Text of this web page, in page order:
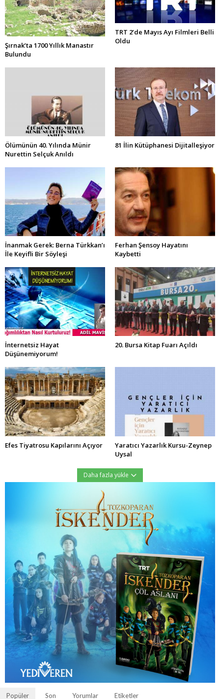
Şırnak’ta 1700 Yıllık Manastır
Bulundu
TRT 2’de Mayıs Ayı Filmleri Belli
Oldu
Ölümünün 40. Yılında Münir
Nurettin Selçuk Anıldı
81 İlin Kütüphanesi Dijitalleşiyor
İnanmak Gerek: Berna Türkkan’ı
İle Keyifli Bir Söyleşi
Ferhan Şensoy Hayatını
Kaybetti
İnternetsiz Hayat
Düşünemiyorum!
20. Bursa Kitap Fuarı Açıldı
Efes Tiyatrosu Kapılarını Açıyor
Yaratıcı Yazarlık Kursu-Zeynep
Uysal
Daha fazla yükle
Popüler Son Yorumlar Etiketler